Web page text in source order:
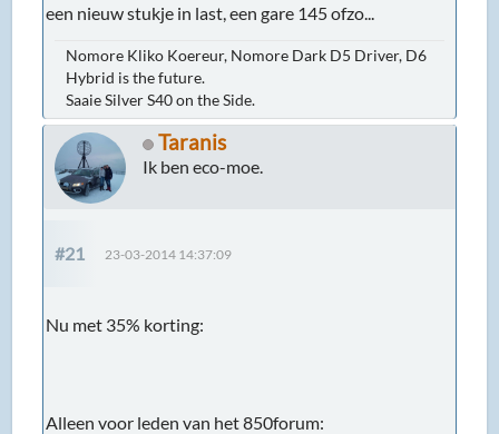
een nieuw stukje in last, een gare 145 ofzo...
Nomore Kliko Koereur, Nomore Dark D5 Driver, D6
Hybrid is the future.
Saaie Silver S40 on the Side.
Taranis
Ik ben eco-moe.
#21 23-03-2014 14:37:09
Nu met 35% korting:
Alleen voor leden van het 850forum: